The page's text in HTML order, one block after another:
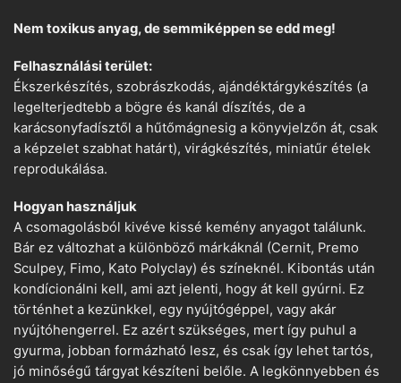
Nem toxikus anyag, de semmiképpen se edd meg!
Felhasználási terület:
Ékszerkészítés, szobrászkodás, ajándéktárgykészítés (a
legelterjedtebb a bögre és kanál díszítés, de a
karácsonyfadísztől a hűtőmágnesig a könyvjelzőn át, csak
a képzelet szabhat határt), virágkészítés, miniatűr ételek
reprodukálása.
Hogyan használjuk
A csomagolásból kivéve kissé kemény anyagot találunk.
Bár ez változhat a különböző márkáknál (Cernit, Premo
Sculpey, Fimo, Kato Polyclay) és színeknél. Kibontás után
kondícionálni kell, ami azt jelenti, hogy át kell gyúrni. Ez
történhet a kezünkkel, egy nyújtógéppel, vagy akár
nyújtóhengerrel. Ez azért szükséges, mert így puhul a
gyurma, jobban formázható lesz, és csak így lehet tartós,
jó minőségű tárgyat készíteni belőle. A legkönnyebben és